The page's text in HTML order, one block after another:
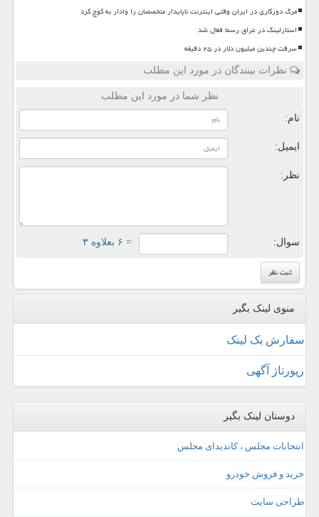
مرگ دورکاری در ایران وقتی اینترنت ناپایدار متخصصان را وادار به کوچ کرد
استارلینک در عراق رسما فعال شد
سرقت چندین میلیون دلار در ۲۵ دقیقه
نظرات بینندگان در مورد این مطلب
نظر شما در مورد این مطلب
نام:
ایمیل:
نظر:
سوال: = ۶ بعلاوه ۳
منوی لینک بگیر
سفارش بک لینک
رپورتاژ آگهی
دوستان لینک بگیر
انتخابات مجلس ، کاندیدای مجلس
خرید و فروش خودرو
طراحی سایت